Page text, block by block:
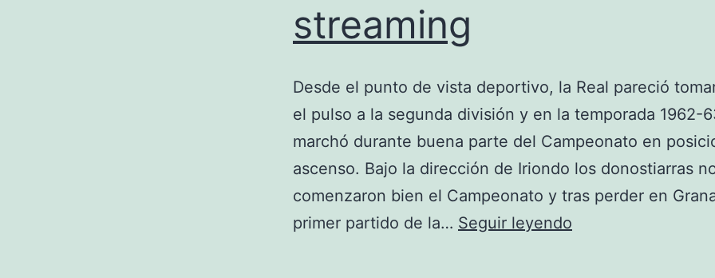
streaming
Desde el punto de vista deportivo, la Real pareció
el pulso a la segunda división y en la temporada 1962-
marchó durante buena parte del Campeonato en
ascenso. Bajo la dirección de Iriondo los donostiarras
comenzaron bien el Campeonato y tras perder en
primer partido de la… Seguir leyendo